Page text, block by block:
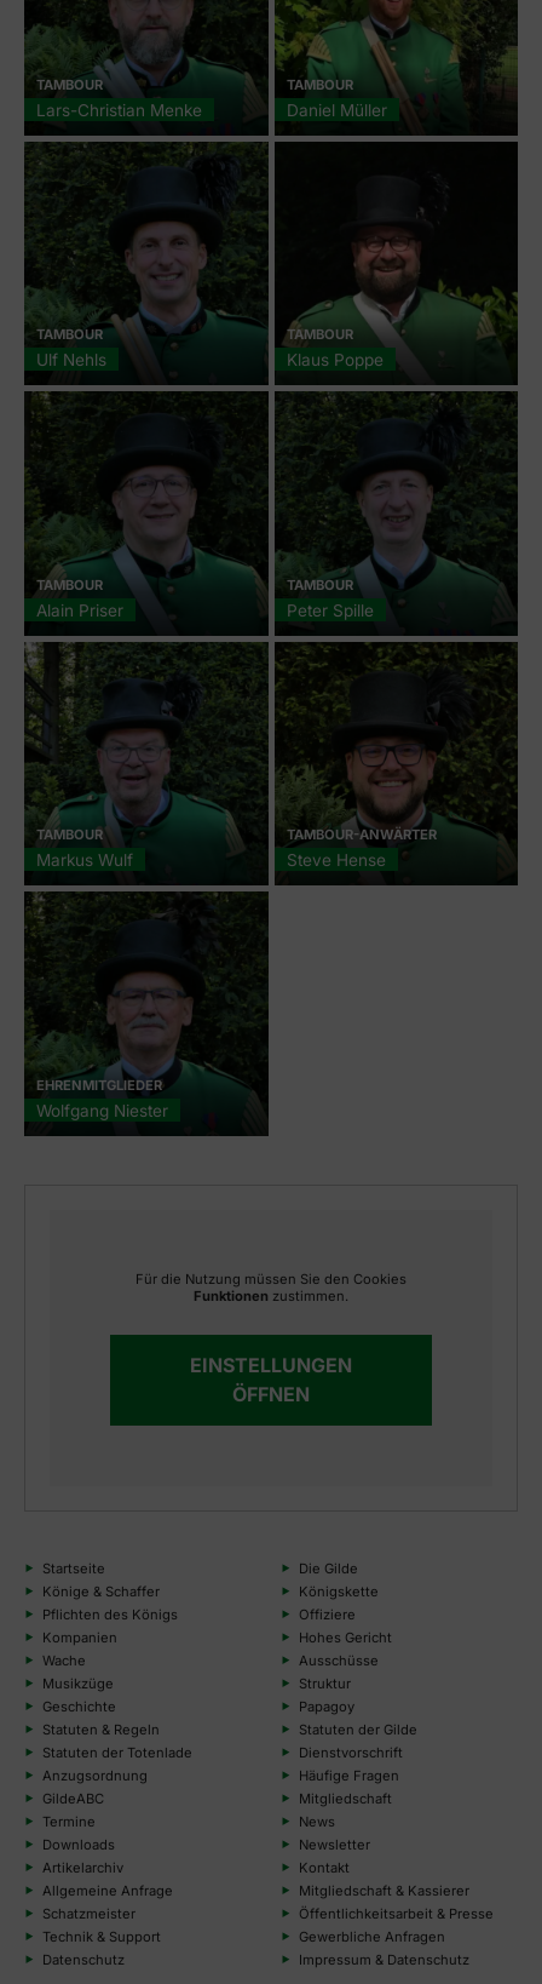
TAMBOUR
Lars-Christian Menke
TAMBOUR
Daniel Müller
TAMBOUR
Ulf Nehls
TAMBOUR
Klaus Poppe
TAMBOUR
Alain Priser
TAMBOUR
Peter Spille
TAMBOUR
Markus Wulf
TAMBOUR-ANWÄRTER
Steve Hense
EHRENMITGLIEDER
Wolfgang Niester
Für die Nutzung müssen Sie den Cookies
Funktionen zustimmen.
EINSTELLUNGEN
ÖFFNEN
Startseite
Die Gilde
Könige & Schaffer
Königskette
Pflichten des Königs
Offiziere
Kompanien
Hohes Gericht
Wache
Ausschüsse
Musikzüge
Struktur
Geschichte
Papagoy
Statuten & Regeln
Statuten der Gilde
Statuten der Totenlade
Dienstvorschrift
Anzugsordnung
Häufige Fragen
GildeABC
Mitgliedschaft
Termine
News
Downloads
Newsletter
Artikelarchiv
Kontakt
Allgemeine Anfrage
Mitgliedschaft & Kassierer
Schatzmeister
Öffentlichkeitsarbeit & Presse
Technik & Support
Gewerbliche Anfragen
Datenschutz
Impressum & Datenschutz